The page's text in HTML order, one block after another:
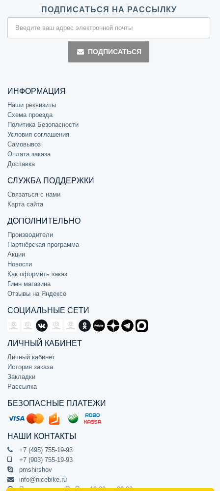
ПОДПИСАТЬСЯ НА РАССЫЛКУ
ПОДПИСАТЬСЯ
ИНФОРМАЦИЯ
Наши реквизиты
Схема проезда
Политика Безопасности
Условия соглашения
Самовывоз
Оплата заказа
Доставка
СЛУЖБА ПОДДЕРЖКИ
Связаться с нами
Карта сайта
ДОПОЛНИТЕЛЬНО
Производители
Партнёрская программа
Акции
Новости
Как оформить заказ
Гимн магазина
Отзывы на Яндексе
СОЦИАЛЬНЫЕ СЕТИ
ЛИЧНЫЙ КАБИНЕТ
Личный кабинет
История заказа
Закладки
Рассылка
БЕЗОПАСНЫЕ ПЛАТЕЖИ
НАШИ КОНТАКТЫ
+7 (495) 755-19-93
+7 (903) 755-19-93
pmshirshov
info@nicebike.ru
Прием звонков Пн-Пт с 10:00 до 20:00